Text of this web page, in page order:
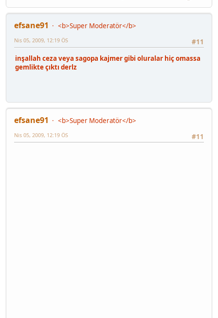
efsane91
<b>Super Moderatör</b>
#11
Nis 05, 2009, 12:19 ÖS
inşallah ceza veya sagopa kajmer gibi oluralar hiç omassa
gemlikte çıktı derlz
efsane91
<b>Super Moderatör</b>
#11
Nis 05, 2009, 12:19 ÖS